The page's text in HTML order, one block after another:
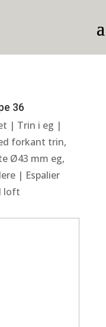
36
| Trin i eg |
forkant trin,
Ø43 mm eg,
| Espalier
loft